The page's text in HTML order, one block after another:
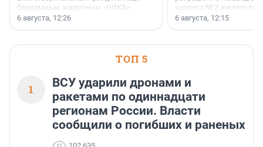
бездомным животным «НИКА»
заключили соглашение о
6 августа, 12:26
корпуса № 2 жилого
Уютный квартал»,
6 августа, 12:15
ТОП 5
1
ВСУ ударили дронами и
ракетами по одиннадцати
регионам России. Власти
сообщили о погибших и раненых